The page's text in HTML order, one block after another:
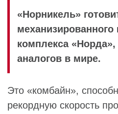
«Норникель»
механизированного
комплекса
аналогов в мире.
Это «комбайн»,
рекордную скорость